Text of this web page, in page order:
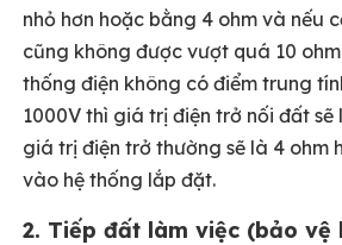
nhỏ hơn hoặc bằng 4 ohm và nếu
cũng không được vượt quá 10
thống điện không có điểm trung
1000V thì giá trị điện trở nối đất sẽ
giá trị điện trở thường sẽ là 4 ohm
vào hệ thống lắp đặt.
2. Tiếp đất làm việc (bảo vệ